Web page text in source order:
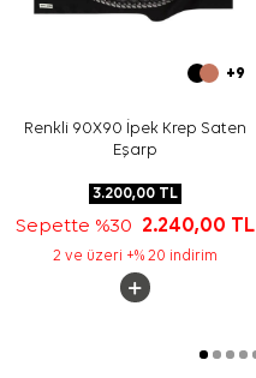
+9
Renkli 90X90 İpek Krep Saten
Eşarp
3.200,00TL
Sepette %30 2.240,00 TL
2 ve üzeri +% 20 indirim